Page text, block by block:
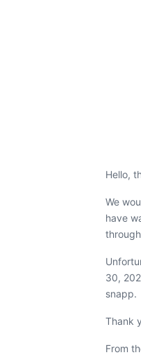
Hello,
We
have
30,
snapp.
Thank
From